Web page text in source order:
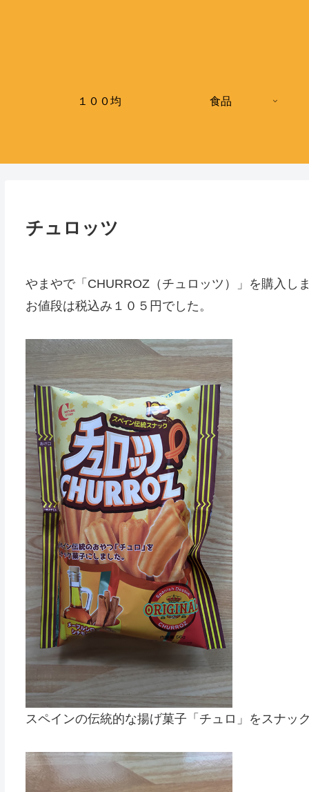
１００均 食品
チュロッツ
やまやで「CHURROZ（チュロッツ）」を購入しま
お値段は税込み１０５円でした。
スペインの伝統的な揚げ菓子「チュロ」をスナッ